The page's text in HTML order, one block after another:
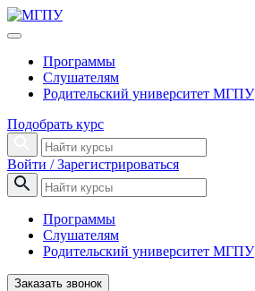
Программы
Слушателям
Родительский университет МГПУ
Подобрать курс
Войти / Зарегистрироваться
Программы
Слушателям
Родительский университет МГПУ
Заказать звонок